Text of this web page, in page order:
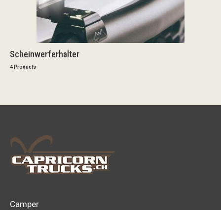
Scheinwerferhalter
4 Products
Camper